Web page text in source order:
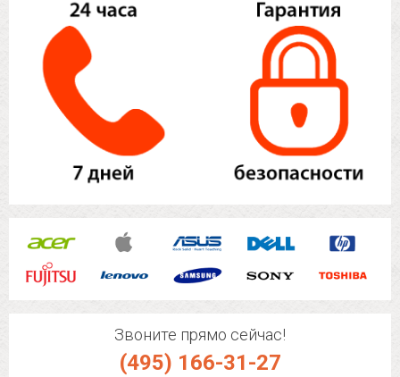
Звоните прямо сейчас!
(495) 166-31-27